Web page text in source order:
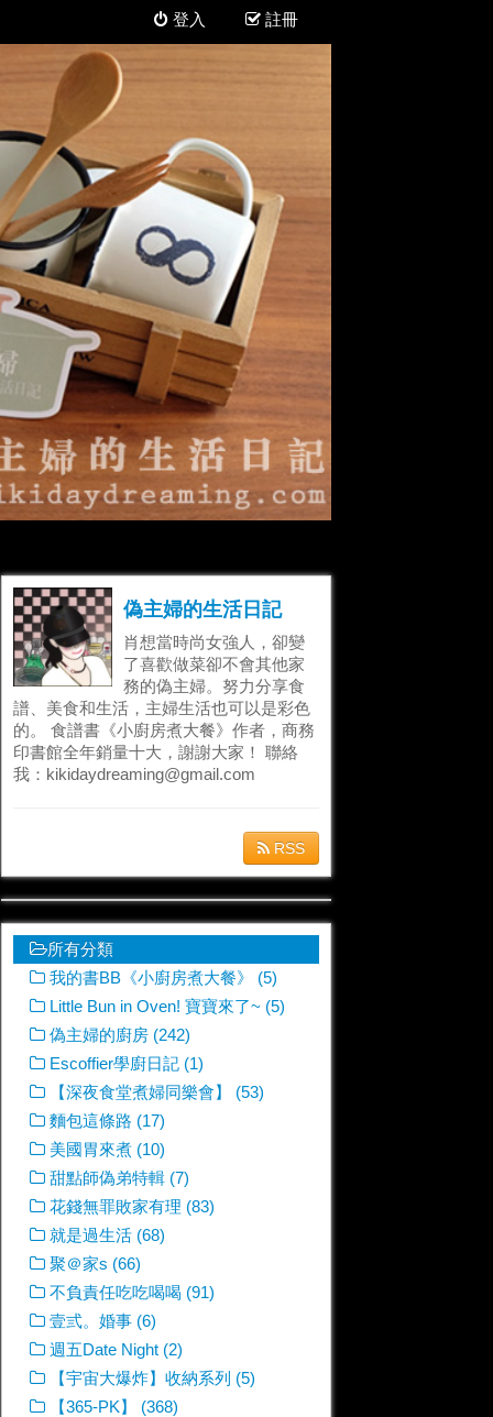
登入 註冊
偽主婦的生活日記
肖想當時尚女強人，卻變
了喜歡做菜卻不會其他家
務的偽主婦。努力分享食
譜、美食和生活，主婦生活也可以是彩色
的。 食譜書《小廚房煮大餐》作者，商務
印書館全年銷量十大，謝謝大家！ 聯絡
我：kikidaydreaming@gmail.com
RSS
所有分類
我的書BB《小廚房煮大餐》 (5)
Little Bun in Oven! 寶寶來了~ (5)
偽主婦的廚房 (242)
Escoffier學廚日記 (1)
【深夜食堂煮婦同樂會】 (53)
麵包這條路 (17)
美國胃來煮 (10)
甜點師偽弟特輯 (7)
花錢無罪敗家有理 (83)
就是過生活 (68)
聚＠家s (66)
不負責任吃吃喝喝 (91)
壹弎。婚事 (6)
週五Date Night (2)
【宇宙大爆炸】收納系列 (5)
【365-PK】 (368)